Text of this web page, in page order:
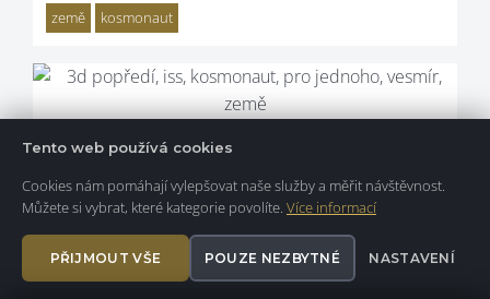
země
kosmonaut
Tento web používá cookies
Cookies nám pomáhají vylepšovat naše služby a měřit návštěvnost.
Můžete si vybrat, které kategorie povolíte. Více informací
PŘIJMOUT VŠE POUZE NEZBYTNÉ NASTAVENÍ